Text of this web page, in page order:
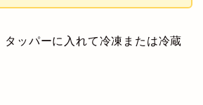
タッパーに入れて冷凍または冷蔵